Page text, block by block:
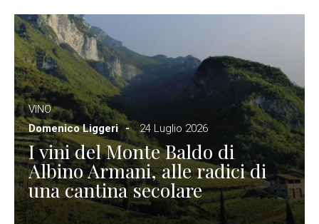
VINO
Domenico Liggeri
24 Luglio 2026
I vini del Monte Baldo di
Albino Armani, alle radici di
una cantina secolare